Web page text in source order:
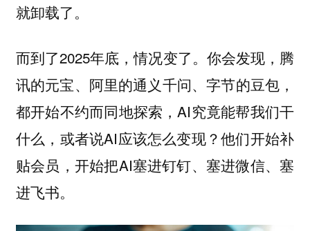
就卸载了。
而到了2025年底，情况变了。你会发现，腾
讯的元宝、阿里的通义千问、字节的豆包，
都开始不约而同地探索，AI究竟能帮我们干
什么，或者说AI应该怎么变现？他们开始补
贴会员，开始把AI塞进钉钉、塞进微信、塞
进飞书。